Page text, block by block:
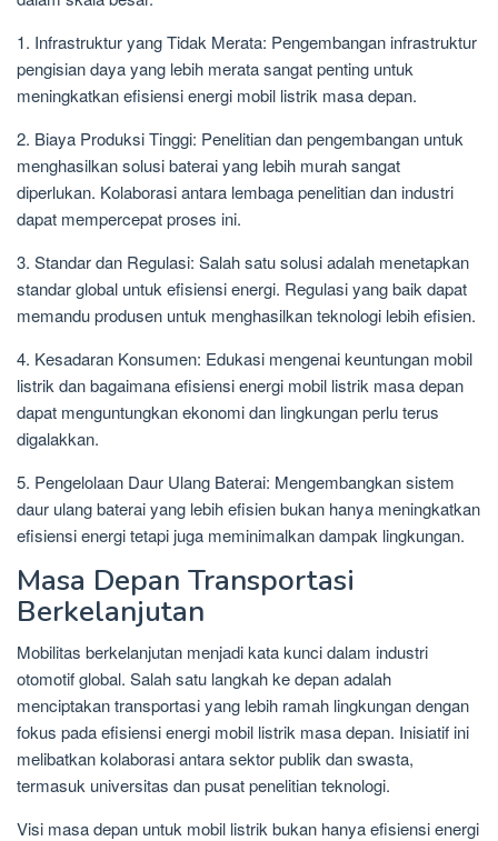
1. Infrastruktur yang Tidak Merata: Pengembangan infrastruktur
pengisian daya yang lebih merata sangat penting untuk
meningkatkan efisiensi energi mobil listrik masa depan.
2. Biaya Produksi Tinggi: Penelitian dan pengembangan untuk
menghasilkan solusi baterai yang lebih murah sangat
diperlukan. Kolaborasi antara lembaga penelitian dan industri
dapat mempercepat proses ini.
3. Standar dan Regulasi: Salah satu solusi adalah menetapkan
standar global untuk efisiensi energi. Regulasi yang baik dapat
memandu produsen untuk menghasilkan teknologi lebih efisien.
4. Kesadaran Konsumen: Edukasi mengenai keuntungan mobil
listrik dan bagaimana efisiensi energi mobil listrik masa depan
dapat menguntungkan ekonomi dan lingkungan perlu terus
digalakkan.
5. Pengelolaan Daur Ulang Baterai: Mengembangkan sistem
daur ulang baterai yang lebih efisien bukan hanya meningkatkan
efisiensi energi tetapi juga meminimalkan dampak lingkungan.
Masa Depan Transportasi
Berkelanjutan
Mobilitas berkelanjutan menjadi kata kunci dalam industri
otomotif global. Salah satu langkah ke depan adalah
menciptakan transportasi yang lebih ramah lingkungan dengan
fokus pada efisiensi energi mobil listrik masa depan. Inisiatif ini
melibatkan kolaborasi antara sektor publik dan swasta,
termasuk universitas dan pusat penelitian teknologi.
Visi masa depan untuk mobil listrik bukan hanya efisiensi energi